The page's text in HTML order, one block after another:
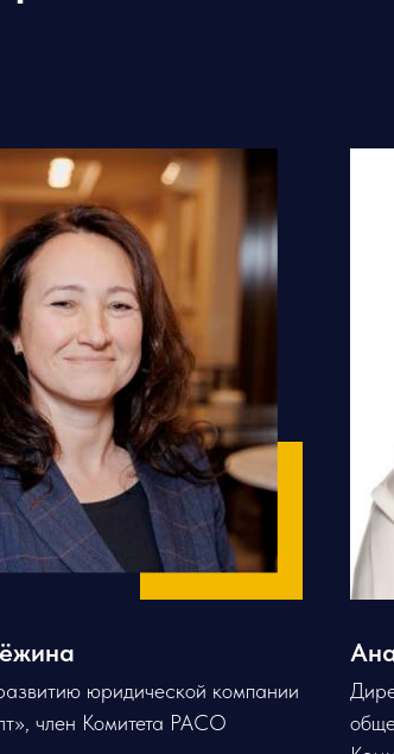
юридической компании
член Комитета РАСО